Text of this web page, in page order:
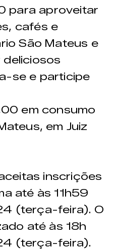
para aproveitar
cafés e
São Mateus e
se e participe
em consumo
em Juiz
inscrições
até às 11h59
(terça-feira). O
até às 18h
(terça-feira).